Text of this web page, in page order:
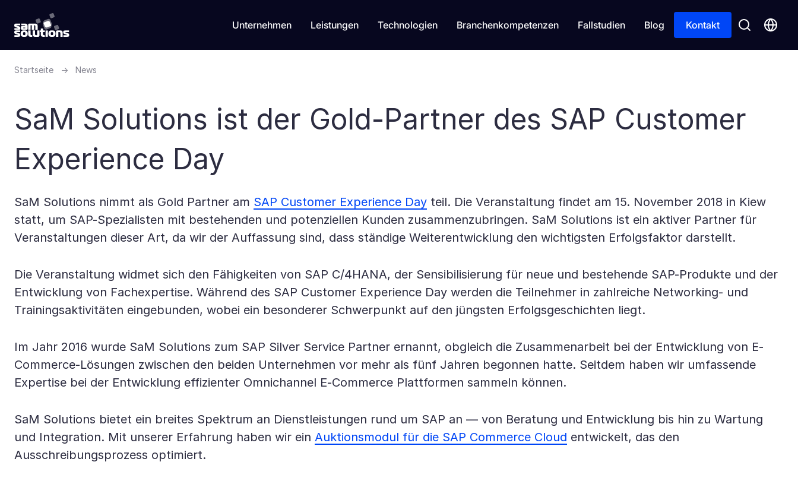
Unternehmen Leistungen Technologien Branchenkompetenzen Fallstudien Blog Kontakt
Startseite → News
SaM Solutions ist der Gold-Partner des SAP Customer
Experience Day
SaM Solutions nimmt als Gold Partner am SAP Customer Experience Day teil. Die Veranstaltung findet am 15. November 2018 in Kiew
statt, um SAP-Spezialisten mit bestehenden und potenziellen Kunden zusammenzubringen. SaM Solutions ist ein aktiver Partner für
Veranstaltungen dieser Art, da wir der Auffassung sind, dass ständige Weiterentwicklung den wichtigsten Erfolgsfaktor darstellt.
Die Veranstaltung widmet sich den Fähigkeiten von SAP C/4HANA, der Sensibilisierung für neue und bestehende SAP-Produkte und der
Entwicklung von Fachexpertise. Während des SAP Customer Experience Day werden die Teilnehmer in zahlreiche Networking- und
Trainingsaktivitäten eingebunden, wobei ein besonderer Schwerpunkt auf den jüngsten Erfolgsgeschichten liegt.
Im Jahr 2016 wurde SaM Solutions zum SAP Silver Service Partner ernannt, obgleich die Zusammenarbeit bei der Entwicklung von E-
Commerce-Lösungen zwischen den beiden Unternehmen vor mehr als fünf Jahren begonnen hatte. Seitdem haben wir umfassende
Expertise bei der Entwicklung effizienter Omnichannel E-Commerce Plattformen sammeln können.
SaM Solutions bietet ein breites Spektrum an Dienstleistungen rund um SAP an — von Beratung und Entwicklung bis hin zu Wartung
und Integration. Mit unserer Erfahrung haben wir ein Auktionsmodul für die SAP Commerce Cloud entwickelt, das den
Ausschreibungsprozess optimiert.